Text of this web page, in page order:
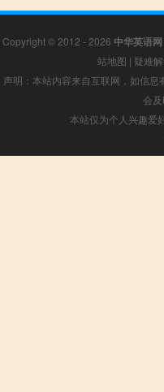
Copyright © 2012 - 2026 中华英语网
站地图 | 疑难
声明：本站内容来自互联网，如信
会
本站仅为个人兴趣爱